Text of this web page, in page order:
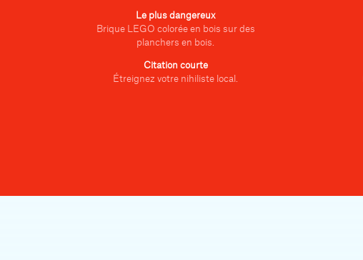
Le plus dangereux
Brique LEGO colorée en bois sur des
planchers en bois.
Citation courte
Étreignez votre nihiliste local.